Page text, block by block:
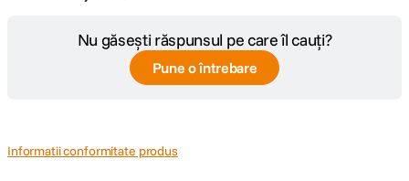
Prin vizorul optic: Formare de imagini
secundare prin TTL, sistem de detectare a
diferentelor de faza cu senzor dedicat de
automata cu detectare contrast OPTICA
Nu găsești răspunsul pe care îl cauți?
Pune o întrebare
Informatii conformitate produs